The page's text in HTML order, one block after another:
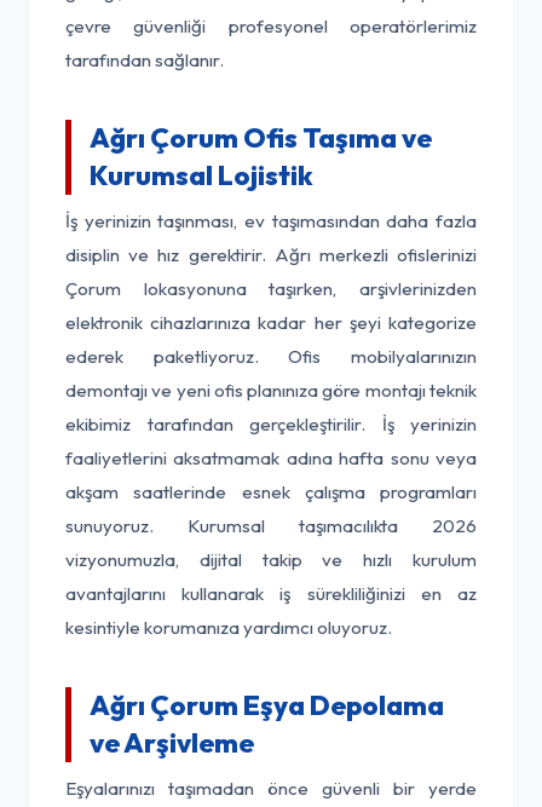
çevre güvenliği profesyonel operatörlerimiz
tarafından sağlanır.
Ağrı Çorum Ofis Taşıma ve
Kurumsal Lojistik
İş yerinizin taşınması, ev taşımasından daha fazla
disiplin ve hız gerektirir. Ağrı merkezli ofislerinizi
Çorum lokasyonuna taşırken, arşivlerinizden
elektronik cihazlarınıza kadar her şeyi kategorize
ederek paketliyoruz. Ofis mobilyalarınızın
demontajı ve yeni ofis planınıza göre montajı teknik
ekibimiz tarafından gerçekleştirilir. İş yerinizin
faaliyetlerini aksatmamak adına hafta sonu veya
akşam saatlerinde esnek çalışma programları
sunuyoruz. Kurumsal taşımacılıkta 2026
vizyonumuzla, dijital takip ve hızlı kurulum
avantajlarını kullanarak iş sürekliliğinizi en az
kesintiyle korumanıza yardımcı oluyoruz.
Ağrı Çorum Eşya Depolama
ve Arşivleme
Eşyalarınızı taşımadan önce güvenli bir yerde